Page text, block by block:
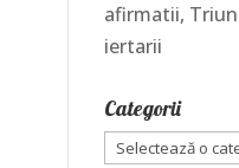
afirmatii,
iertarii
Categorii
Categorii